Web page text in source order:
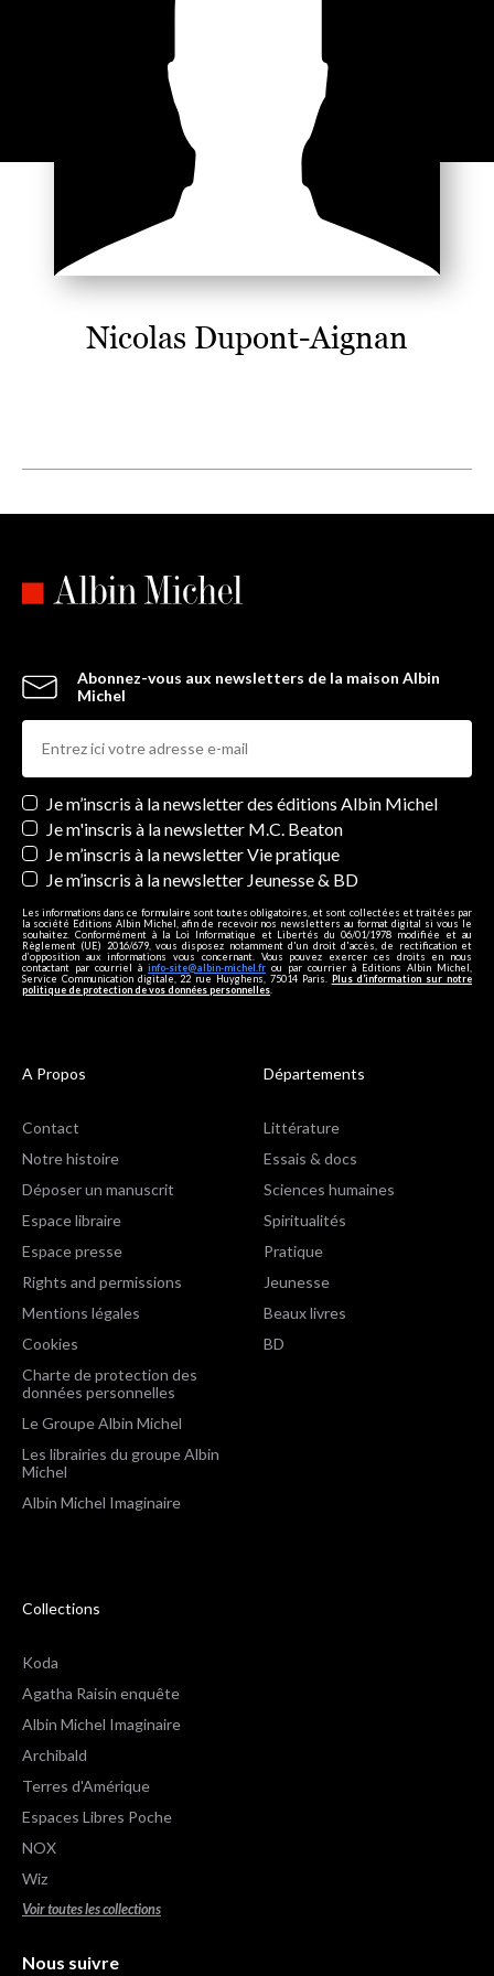
!
mais on aimerait bien vous accompagner
Nicolas Dupont-Aignan
Abonnez-vous aux newsletters de la maison Albin
Michel
Newsletters
Je m’inscris à la newsletter des éditions Albin Michel
Je m'inscris à la newsletter M.C. Beaton
Je m’inscris à la newsletter Vie pratique
Je m’inscris à la newsletter Jeunesse & BD
Les informations dans ce formulaire sont toutes obligatoires, et sont collectées et traitées par
la société Editions Albin Michel, afin de recevoir nos newsletters au format digital si vous le
souhaitez. Conformément à la Loi Informatique et Libertés du 06/01/1978 modifiée et au
Règlement (UE) 2016/679, vous disposez notamment d'un droit d'accès, de rectification et
d’opposition aux informations vous concernant. Vous pouvez exercer ces droits en nous
contactant par courriel à info-site@albin-michel.fr ou par courrier à Editions Albin Michel,
Service Communication digitale, 22 rue Huyghens, 75014 Paris. Plus d’information sur notre
politique de protection de vos données personnelles
A Propos
Contact
Notre histoire
Déposer un manuscrit
Espace libraire
Espace presse
Rights and permissions
Mentions légales
Cookies
Charte de protection des
données personnelles
Le Groupe Albin Michel
Les librairies du groupe Albin
Michel
Albin Michel Imaginaire
Départements
Littérature
Essais & docs
Sciences humaines
Spiritualités
Pratique
Jeunesse
Beaux livres
BD
Collections
Koda
Agatha Raisin enquête
Albin Michel Imaginaire
Archibald
Terres d'Amérique
Espaces Libres Poche
NOX
Wiz
Voir toutes les collections
Nous suivre